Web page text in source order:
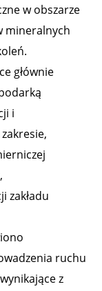
w obszarze
mineralnych
głównie
i
zakładu
ruchu
z